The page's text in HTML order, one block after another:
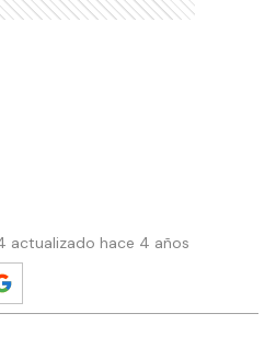
actualizado hace 4 años